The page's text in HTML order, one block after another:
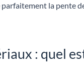
la pente
: quel